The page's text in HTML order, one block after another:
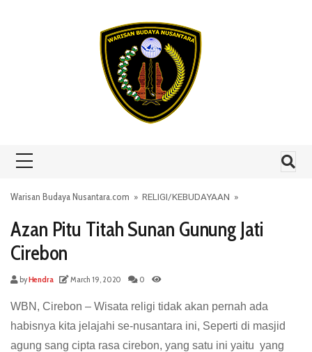
Warisan Budaya Nusantara.com » RELIGI/KEBUDAYAAN »
Azan Pitu Titah Sunan Gunung Jati
Cirebon
byHendra March 19, 2020 0
WBN, Cirebon – Wisata religi tidak akan pernah ada
habisnya kita jelajahi se-nusantara ini, Seperti di masjid
agung sang cipta rasa cirebon, yang satu ini yaitu yang